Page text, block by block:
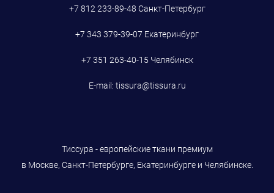
+7 812 233-89-48 Санкт-Петербург
+7 343 379-39-07 Екатеринбург
+7 351 263-40-15 Челябинск
E-mail: tissura@tissura.ru
Тиссура - европейские ткани премиум
в Москве, Санкт-Петербурге, Екатеринбурге и Челябинске.